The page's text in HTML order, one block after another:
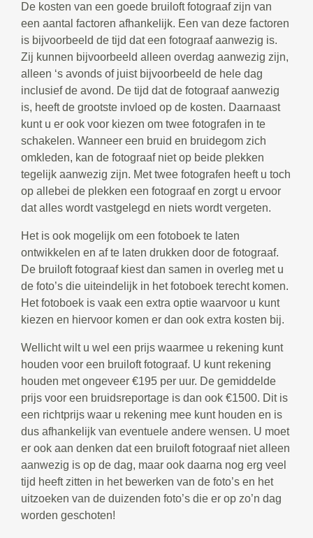
De kosten van een goede bruiloft fotograaf zijn van
een aantal factoren afhankelijk. Een van deze factoren
is bijvoorbeeld de tijd dat een fotograaf aanwezig is.
Zij kunnen bijvoorbeeld alleen overdag aanwezig zijn,
alleen ‘s avonds of juist bijvoorbeeld de hele dag
inclusief de avond. De tijd dat de fotograaf aanwezig
is, heeft de grootste invloed op de kosten. Daarnaast
kunt u er ook voor kiezen om twee fotografen in te
schakelen. Wanneer een bruid en bruidegom zich
omkleden, kan de fotograaf niet op beide plekken
tegelijk aanwezig zijn. Met twee fotografen heeft u toch
op allebei de plekken een fotograaf en zorgt u ervoor
dat alles wordt vastgelegd en niets wordt vergeten.
Het is ook mogelijk om een fotoboek te laten
ontwikkelen en af te laten drukken door de fotograaf.
De bruiloft fotograaf kiest dan samen in overleg met u
de foto’s die uiteindelijk in het fotoboek terecht komen.
Het fotoboek is vaak een extra optie waarvoor u kunt
kiezen en hiervoor komen er dan ook extra kosten bij.
Wellicht wilt u wel een prijs waarmee u rekening kunt
houden voor een bruiloft fotograaf. U kunt rekening
houden met ongeveer €195 per uur. De gemiddelde
prijs voor een bruidsreportage is dan ook €1500. Dit is
een richtprijs waar u rekening mee kunt houden en is
dus afhankelijk van eventuele andere wensen. U moet
er ook aan denken dat een bruiloft fotograaf niet alleen
aanwezig is op de dag, maar ook daarna nog erg veel
tijd heeft zitten in het bewerken van de foto’s en het
uitzoeken van de duizenden foto’s die er op zo’n dag
worden geschoten!